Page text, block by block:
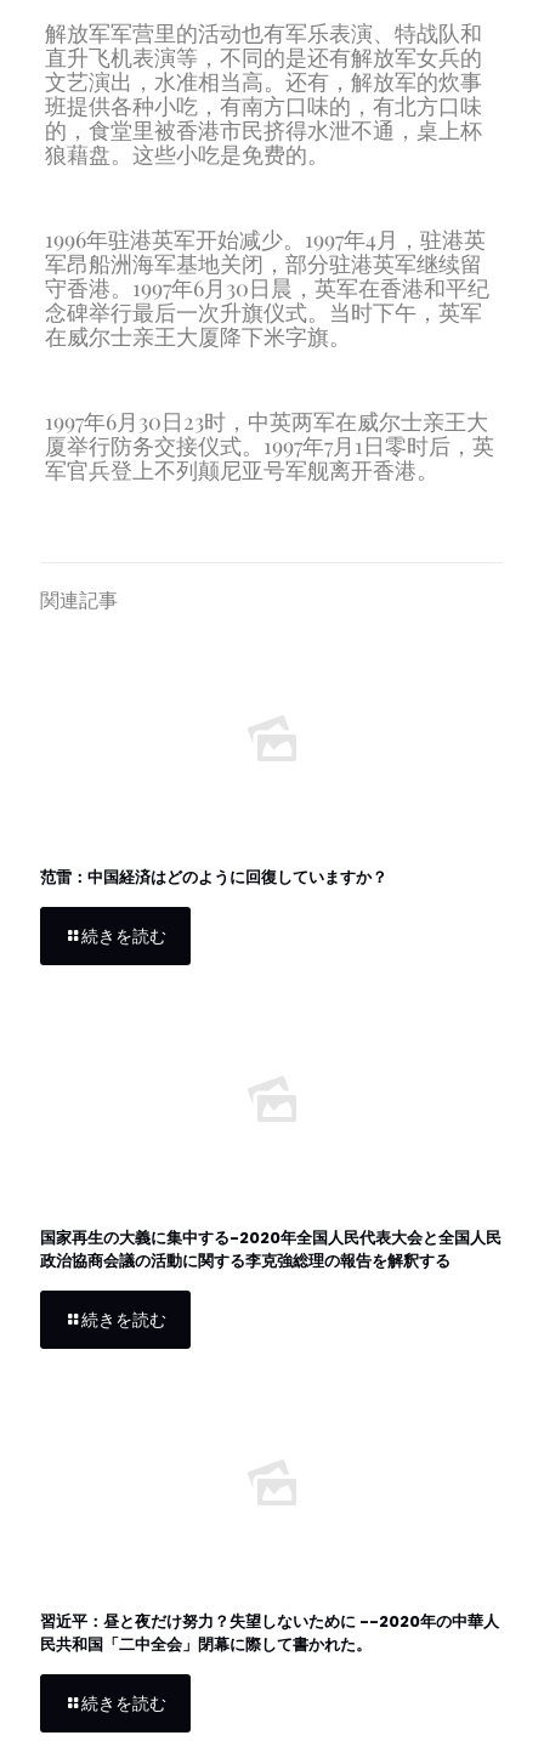
解放军军营里的活动也有军乐表演、特战队和
直升飞机表演等，不同的是还有解放军女兵的
文艺演出，水准相当高。还有，解放军的炊事
班提供各种小吃，有南方口味的，有北方口味
的，食堂里被香港市民挤得水泄不通，桌上杯
狼藉盘。这些小吃是免费的。
1996年驻港英军开始减少。1997年4月，驻港英
军昂船洲海军基地关闭，部分驻港英军继续留
守香港。1997年6月30日晨，英军在香港和平纪
念碑举行最后一次升旗仪式。当时下午，英军
在威尔士亲王大厦降下米字旗。
1997年6月30日23时，中英两军在威尔士亲王大
厦举行防务交接仪式。1997年7月1日零时后，英
军官兵登上不列颠尼亚号军舰离开香港。
関連記事
范雷：中国経済はどのように回復していますか？
続きを読む
国家再生の大義に集中する-2020年全国人民代表大会と全国人民
政治協商会議の活動に関する李克強総理の報告を解釈する
続きを読む
習近平：昼と夜だけ努力？失望しないために --2020年の中華人
民共和国「二中全会」閉幕に際して書かれた。
続きを読む